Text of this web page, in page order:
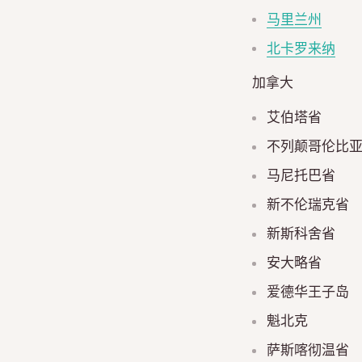
马里兰州
北卡罗来纳
加拿大
艾伯塔省
不列颠哥伦比
马尼托巴省
新不伦瑞克省
新斯科舍省
安大略省
爱德华王子岛
魁北克
萨斯喀彻温省